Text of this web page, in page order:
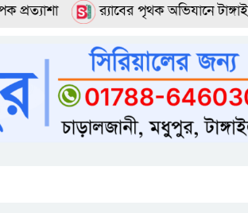
র‌্যাবের পৃথক অভিযানে টাঙ্গাইলে